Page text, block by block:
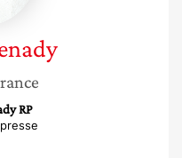
RP